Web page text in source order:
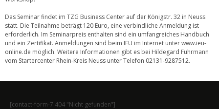
Das Seminar findet im TZG Business Center auf der Königstr. 32 in Neuss
statt. Die Teilnahme beträgt 120 Euro, eine verbindliche Anmeldung ist
erforderlich. Im Seminarpreis enthalten sind ein umfangreiches Handbuch
und ein Zertifikat. Anmeldungen sind beim IEU im Internet unter www.ieu-
online.de möglich. Weitere Informationen gibt es bei Hildegard Fuhrmann
vom Startercenter Rhein-Kreis Neuss unter Telefon 02131-9287512.
[contact-form-7 404 "Nicht gefunden"]